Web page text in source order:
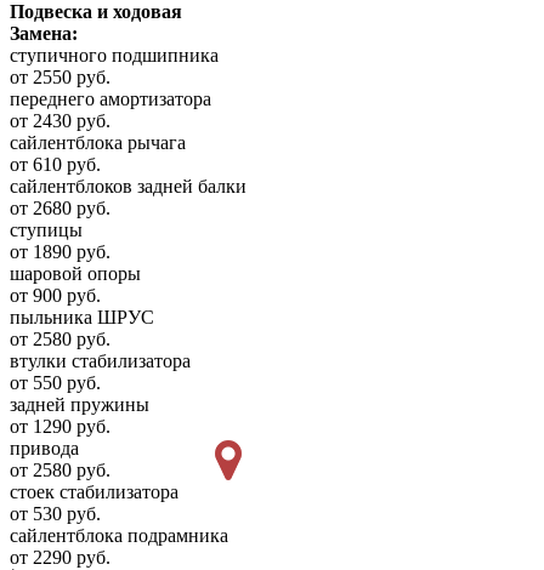
Подвеска и ходовая
Замена:
ступичного подшипника
от 2550 руб.
переднего амортизатора
от 2430 руб.
сайлентблока рычага
от 610 руб.
сайлентблоков задней балки
от 2680 руб.
ступицы
от 1890 руб.
шаровой опоры
от 900 руб.
пыльника ШРУС
от 2580 руб.
втулки стабилизатора
от 550 руб.
задней пружины
от 1290 руб.
привода
от 2580 руб.
стоек стабилизатора
от 530 руб.
сайлентблока подрамника
от 2290 руб.